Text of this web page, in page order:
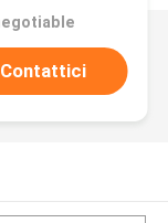
Contattici